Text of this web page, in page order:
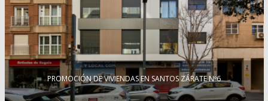
PROMOCIÓN DE VIVIENDAS EN SANTOS ZÁRATE Nº6